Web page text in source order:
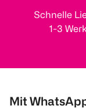
Schnelle
1-3
Mit